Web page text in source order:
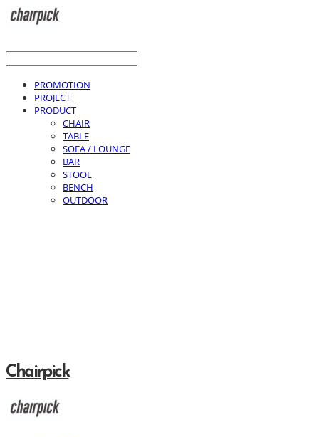
PROMOTION
PROJECT
PRODUCT
CHAIR
TABLE
SOFA / LOUNGE
BAR
STOOL
BENCH
OUTDOOR
Chairpick